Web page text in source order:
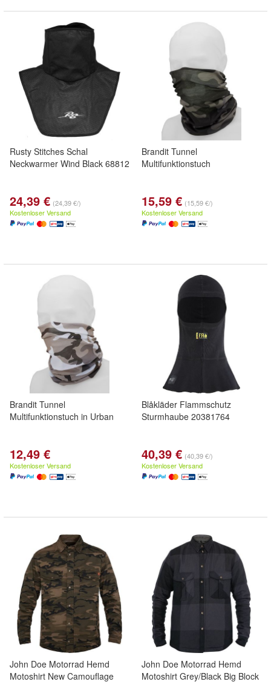
Rusty Stitches Schal
Neckwarmer Wind Black 68812
24,39 € (24,39 €/)
Kostenloser Versand
Brandit Tunnel
Multifunktionstuch
15,59 € (15,59 €/)
Kostenloser Versand
Brandit Tunnel
Multifunktionstuch in Urban
12,49 €
Kostenloser Versand
Blåkläder Flammschutz
Sturmhaube 20381764
40,39 € (40,39 €/)
Kostenloser Versand
John Doe Motorrad Hemd
Motoshirt New Camouflage
John Doe Motorrad Hemd
Motoshirt Grey/Black Big Block